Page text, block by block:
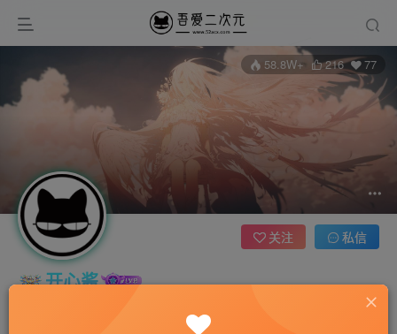
58.8W+ 216 77
开心酱
关注 私信